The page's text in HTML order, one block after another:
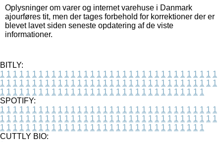
Oplysninger om varer og internet varehuse i Danmark
ajourføres tit, men der tages forbehold for korrektioner der er
blevet lavet siden seneste opdatering af de viste
informationer.
BITLY:
1 1 1 1 1 1 1 1 1 1 1 1 1 1 1 1 1 1 1 1 1 1 1 1 1 1 1 1 1 1 1 1 1 1
1 1 1 1 1 1 1 1 1 1 1 1 1 1 1 1 1 1 1 1 1 1 1 1 1 1 1 1 1 1 1 1 1 1
1 1 1 1 1 1 1 1 1 1 1 1 1 1 1 1 1 1 1 1 1 1 1 1 1 1 1 1 1 1 1 1
SPOTIFY:
1 1 1 1 1 1 1 1 1 1 1 1 1 1 1 1 1 1 1 1 1 1 1 1 1 1 1 1 1 1 1 1 1 1
1 1 1 1 1 1 1 1 1 1 1 1 1 1 1 1 1 1 1 1 1 1 1 1 1 1 1 1 1 1 1 1 1 1
1 1 1 1 1 1 1 1 1 1 1 1 1 1 1 1 1 1 1 1 1 1 1 1 1 1 1 1 1 1 1 1
CUTTLY BIO: